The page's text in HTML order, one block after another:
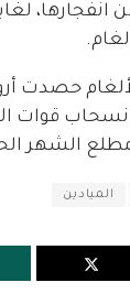
انفجارها،
انسحاب قوات
الشهر
الميادين